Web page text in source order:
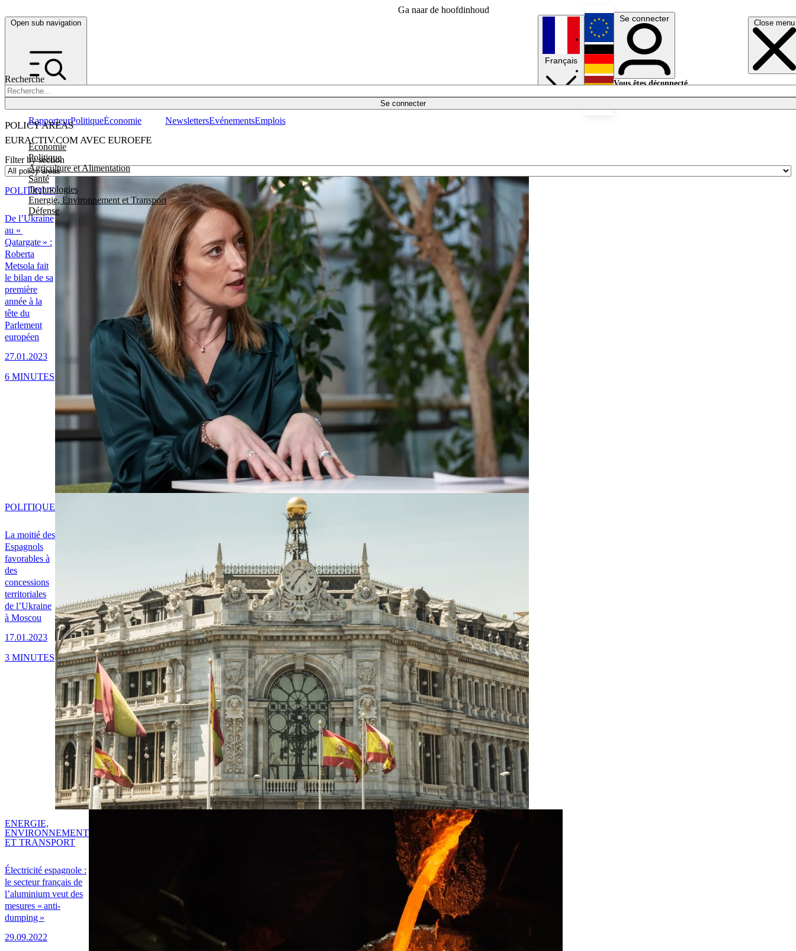
Ga naar de hoofdinhoud
Open sub navigation Close menu
Recherche
Se connecter
POLICY AREAS
Economie
Politique
Agriculture et Alimentation
Santé
Technologies
Energie, Environnement et Transport
Défense
RapporteurPolitiqueÉconomie NewslettersEvénementsEmplois
Français
English
Deutsch
Se connecter
Vous êtes déconnecté.
EURACTIV.COM AVEC EUROEFE
Filter by section
De l’Ukraine
au «
Qatargate » :
Roberta
Metsola fait
le bilan de sa
première
année à la
tête du
Parlement
européen
27.01.2023
POLITIQUE
6 MINUTES
La moitié des
Espagnols
favorables à
des
concessions
territoriales
de l’Ukraine
à Moscou
17.01.2023
POLITIQUE
3 MINUTES
Électricité espagnole :
le secteur français de
l’aluminium veut des
mesures « anti-
dumping »
29.09.2022
ENERGIE,
ENVIRONNEMENT
ET TRANSPORT